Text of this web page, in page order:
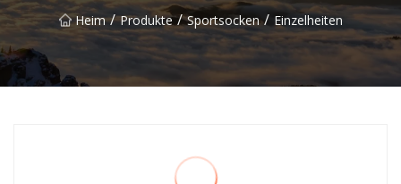
Heim / Produkte / Sportsocken / Einzelheiten